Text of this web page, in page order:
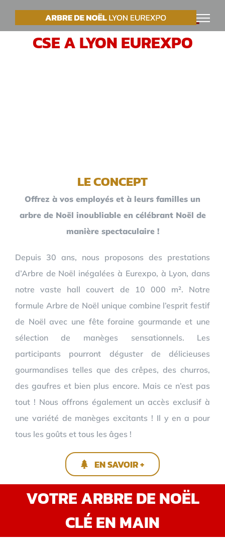
PasserVOTRE ARBRE DE NOËL
CSE A LYON EUREXPO
LE CONCEPT
Offrez à vos employés et à leurs familles un
arbre de Noël inoubliable en célébrant Noël de
manière spectaculaire !
Depuis 30 ans, nous proposons des prestations
d’Arbre de Noël inégalées à Eurexpo, à Lyon, dans
notre vaste hall couvert de 10 000 m². Notre
formule Arbre de Noël unique combine l’esprit festif
de Noël avec une fête foraine gourmande et une
sélection de manèges sensationnels. Les
participants pourront déguster de délicieuses
gourmandises telles que des crêpes, des churros,
des gaufres et bien plus encore. Mais ce n’est pas
tout ! Nous offrons également un accès exclusif à
une variété de manèges excitants ! Il y en a pour
tous les goûts et tous les âges !
EN SAVOIR +
VOTRE ARBRE DE NOËL
CLÉ EN MAIN